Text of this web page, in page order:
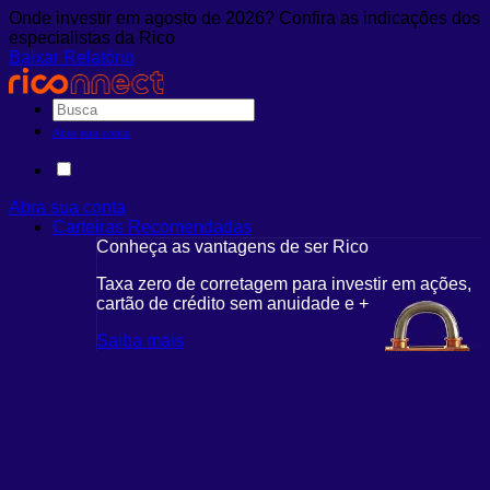
Onde investir em agosto de 2026? Confira as indicações dos
especialistas da Rico
Baixar Relatório
Abra sua conta
Abra sua conta
Carteiras Recomendadas
Conheça as vantagens de ser Rico
Taxa zero de corretagem para investir em ações,
cartão de crédito sem anuidade e +
Saiba mais